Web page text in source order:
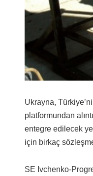
Ukrayna,
platformundan
entegre edilecek
için birkaç
SE Ivchenko-